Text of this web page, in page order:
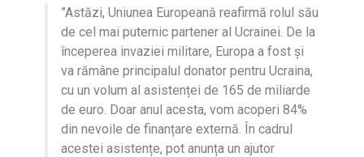
”Astăzi, Uniunea Europeană reafirmă rolul său
de cel mai puternic partener al Ucrainei. De la
începerea invaziei militare, Europa a fost și
va rămâne principalul donator pentru Ucraina,
cu un volum al asistenței de 165 de miliarde
de euro. Doar anul acesta, vom acoperi 84%
din nevoile de finanțare externă. În cadrul
acestei asistențe, pot anunța un ajutor